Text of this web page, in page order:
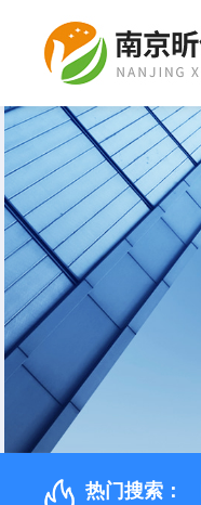
热门搜索：